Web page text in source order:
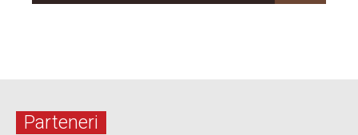
Parteneri